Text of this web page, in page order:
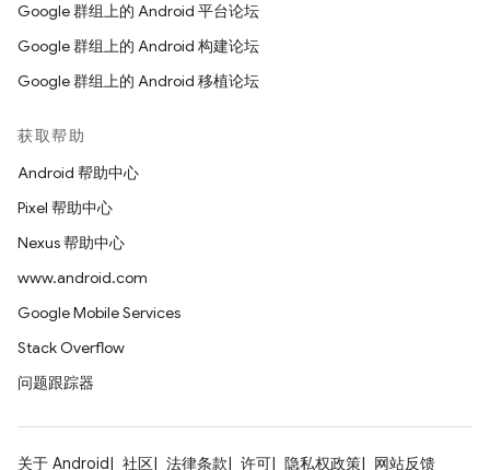
Google 群组上的 Android 平台论坛
Google 群组上的 Android 构建论坛
Google 群组上的 Android 移植论坛
获取帮助
Android 帮助中心
Pixel 帮助中心
Nexus 帮助中心
www.android.com
Google Mobile Services
Stack Overflow
问题跟踪器
关于 Android 社区 法律条款 许可 隐私权政策 网站反馈